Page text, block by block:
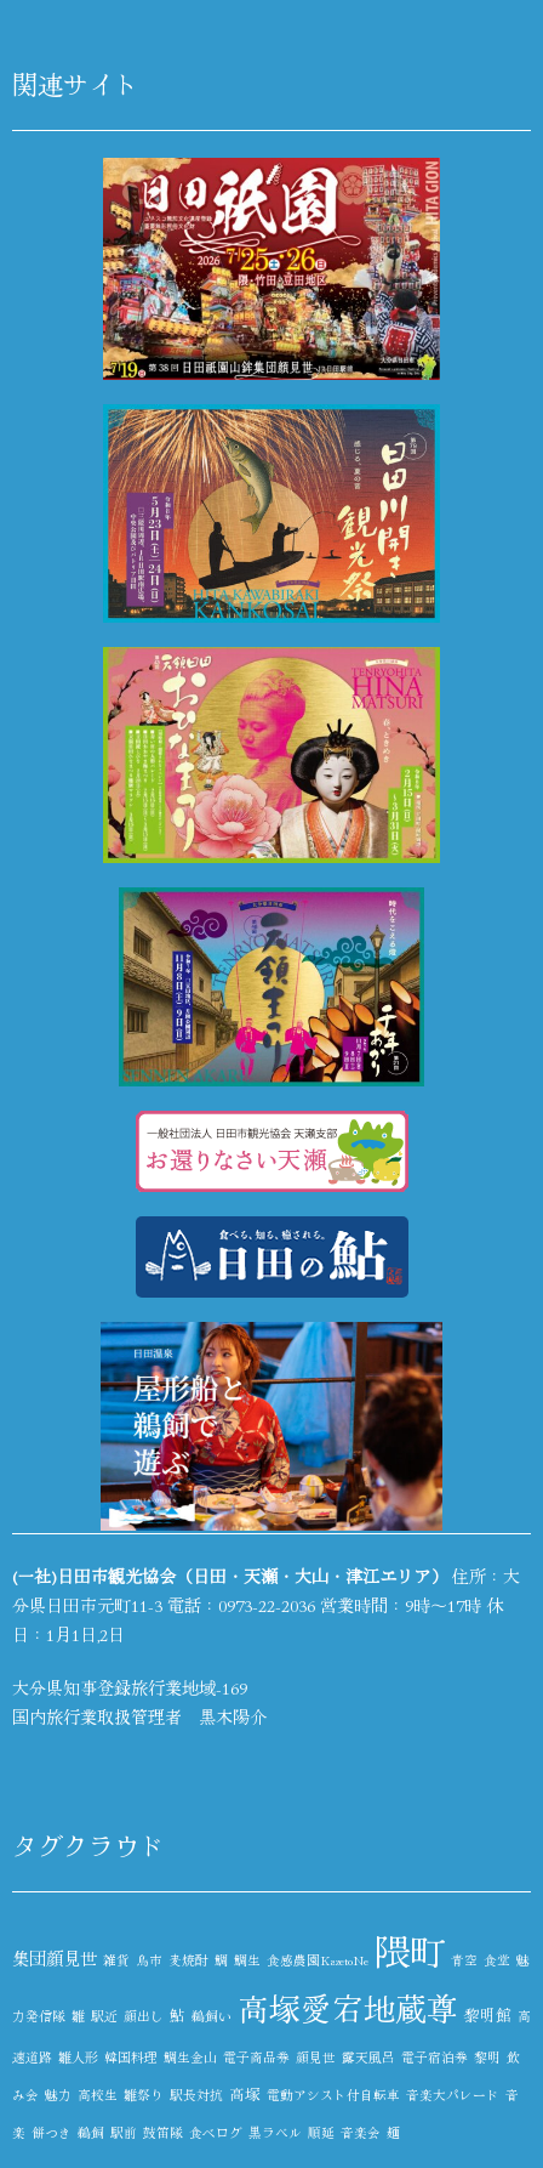
関連サイト
(一社)日田市観光協会（日田・天瀬・大山・津江エリア） 住所：大
分県日田市元町11-3 電話： 0973-22-2036 営業時間：9時～17時 休
日：1月1日,2日
大分県知事登録旅行業地域-169
国内旅行業取扱管理者 黒木陽介
タグクラウド
集団顔見世 雑貨 鳥市 麦焼酎 鯛 鯛生 食感農園KazetoNe 隈町 青空 食堂 魅
力発信隊 雛 駅近 顔出し 鮎 鵜飼い 高塚愛宕地蔵尊 黎明館 高
速道路 雛人形 韓国料理 鯛生金山 電子商品券 顔見世 露天風呂 電子宿泊券 黎明 飲
み会 魅力 高校生 雛祭り 駅長対抗 高塚 電動アシスト付自転車 音楽大パレード 音
楽 餅つき 鵜飼 駅前 鼓笛隊 食べログ 黒ラベル 順延 音楽会 麺